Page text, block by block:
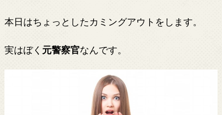
本日はちょっとしたカミングアウトをします。
実はぼく 元警察官なんです。